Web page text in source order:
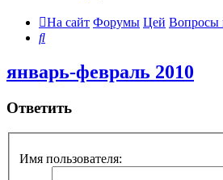
На сайт Форумы Цей Вопросы
Поиск
январь-февраль 2010
Ответить
Имя пользователя: